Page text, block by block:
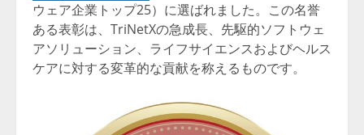
ウェア企業トップ25）に選ばれました。この名誉
ある表彰は、TriNetXの急成長、先駆的ソフトウェ
アソリューション、ライフサイエンスおよびヘルス
ケアに対する変革的な貢献を称えるものです。